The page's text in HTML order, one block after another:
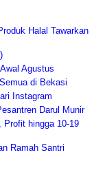
Halal Tawarkan
Agustus
di Bekasi
Instagram
Darul Munir
hingga 10-19
Ramah Santri